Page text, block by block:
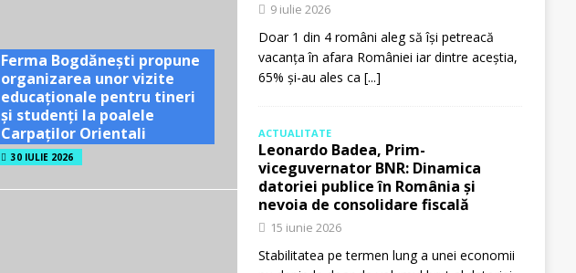
Ferma Bogdănești propune
organizarea unor vizite
educaționale pentru tineri
și studenți la poalele
Carpaților Orientali
30 IULIE 2026
9 iulie 2026
Doar 1 din 4 români aleg să își petreacă
vacanța în afara României iar dintre aceștia,
65% și-au ales ca [...]
ACTUALITATE
Leonardo Badea, Prim-
viceguvernator BNR: Dinamica
datoriei publice în România și
nevoia de consolidare fiscală
15 iunie 2026
Stabilitatea pe termen lung a unei economii